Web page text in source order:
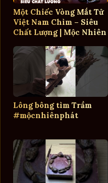
Một Chiếc Vòng Mắt Tử
Việt Nam Chìm – Siêu
Chất Lượng | Mộc Nhiên
Lông bông tìm Trầm
#mộcnhiênphát